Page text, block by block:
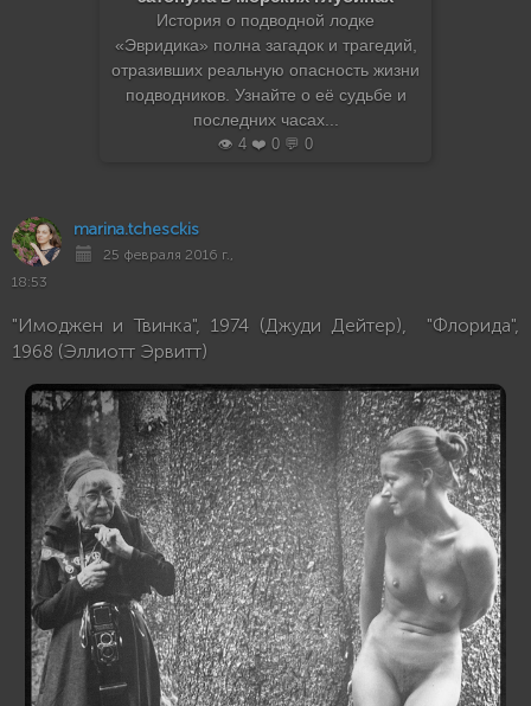
История о подводной лодке
«Эвридика» полна загадок и трагедий,
отразивших реальную опасность жизни
подводников. Узнайте о её судьбе и
последних часах...
👁️ 4 ❤️ 0 💬 0
marina.tchesckis
25 февраля 2016 г.,
18:53
"Имоджен и Твинка", 1974 (Джуди Дейтер), "Флорида",
1968 (Эллиотт Эрвитт)